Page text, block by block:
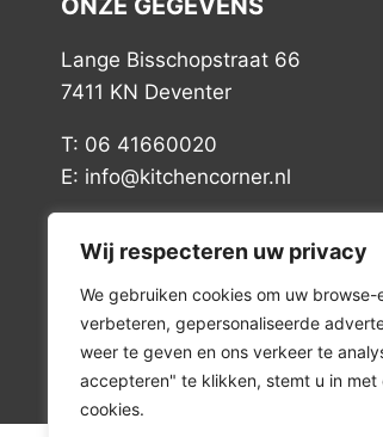
Wij respecteren uw privacy
We gebruiken cookies om uw
verbeteren, gepersonaliseerde
weer te geven en ons verkeer te
accepteren" te klikken, stemt u in met
cookies.
Lange Bisschopstraat 66
7411 KN Deventer
T: 06 41660020
E: info@kitchencorner.nl
BTW: NL868888989B01